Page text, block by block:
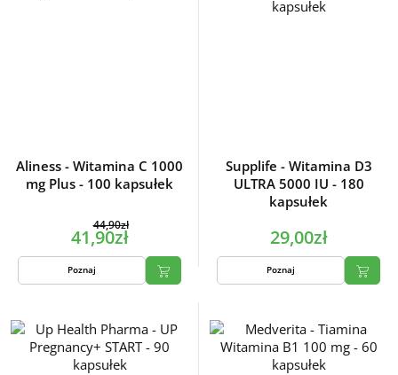
Aliness - Witamina C 1000
mg Plus - 100 kapsułek
44,90zł
41,90zł
Poznaj
Supplife - Witamina D3
ULTRA 5000 IU - 180
kapsułek
29,00zł
Poznaj